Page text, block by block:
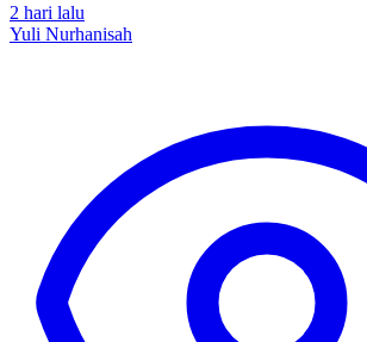
2 hari lalu
Yuli Nurhanisah